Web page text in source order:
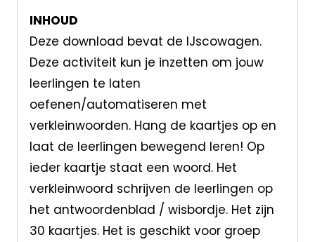
INHOUD
Deze download bevat de IJscowagen.
Deze activiteit kun je inzetten om jouw
leerlingen te laten
oefenen/automatiseren met
verkleinwoorden. Hang de kaartjes op en
laat de leerlingen bewegend leren! Op
ieder kaartje staat een woord. Het
verkleinwoord schrijven de leerlingen op
het antwoordenblad / wisbordje. Het zijn
30 kaartjes. Het is geschikt voor groep